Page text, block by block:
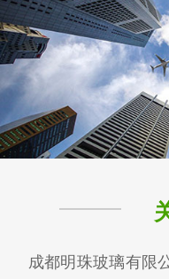
成都明珠玻璃有限